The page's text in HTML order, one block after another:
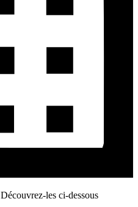
Découvrez-les ci-dessous